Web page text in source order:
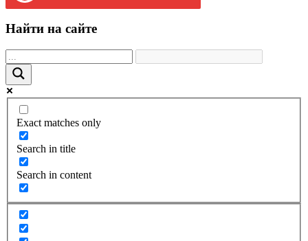
Найти на сайте
Exact matches only
Search in title
Search in content